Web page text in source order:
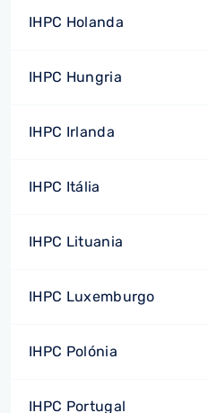
IHPC Holanda
IHPC Hungria
IHPC Irlanda
IHPC Itália
IHPC Lituania
IHPC Luxemburgo
IHPC Polónia
IHPC Portugal